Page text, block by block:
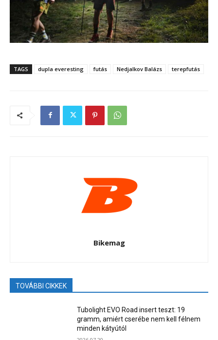
TAGS dupla everesting futás Nedjalkov Balázs terepfutás
Bikemag
TOVÁBBI CIKKEK
Tubolight EVO Road insert teszt: 19
gramm, amiért cserébe nem kell félnem
minden kátyútól